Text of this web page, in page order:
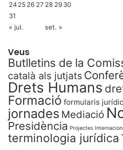
2425 26 27 28 2930
31
« jul.
set. »
Veus
Butlletins de la
català als jutjats
Drets Humans
Formació formularis
jornades Mediació
Presidència Projectes
terminologia jurídica